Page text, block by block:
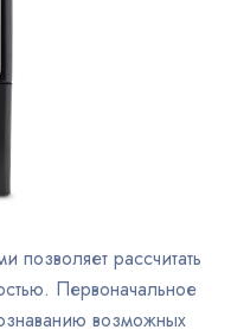
рассчитать
Первоначальное
возможных